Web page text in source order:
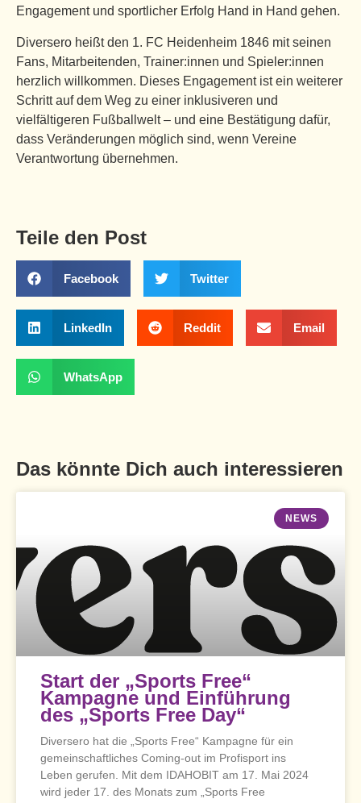
Engagement und sportlicher Erfolg Hand in Hand gehen.
Diversero heißt den 1. FC Heidenheim 1846 mit seinen
Fans, Mitarbeitenden, Trainer:innen und Spieler:innen
herzlich willkommen. Dieses Engagement ist ein weiterer
Schritt auf dem Weg zu einer inklusiveren und
vielfältigeren Fußballwelt – und eine Bestätigung dafür,
dass Veränderungen möglich sind, wenn Vereine
Verantwortung übernehmen.
Teile den Post
Facebook Twitter
LinkedIn Reddit Email
WhatsApp
Das könnte Dich auch interessieren
NEWS
Start der „Sports Free“
Kampagne und Einführung
des „Sports Free Day“
Diversero hat die „Sports Free“ Kampagne für ein
gemeinschaftliches Coming-out im Profisport ins
Leben gerufen. Mit dem IDAHOBIT am 17. Mai 2024
wird jeder 17. des Monats zum „Sports Free